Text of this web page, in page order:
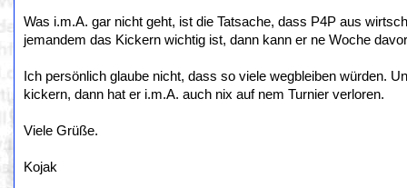
Was i.m.A. gar nicht geht, ist die Tatsache, dass P4P aus
jemandem das Kickern wichtig ist, dann kann er ne Woche
Ich persönlich glaube nicht, dass so viele wegbleiben würden.
kickern, dann hat er i.m.A. auch nix auf nem Turnier verloren.
Viele Grüße.
Kojak